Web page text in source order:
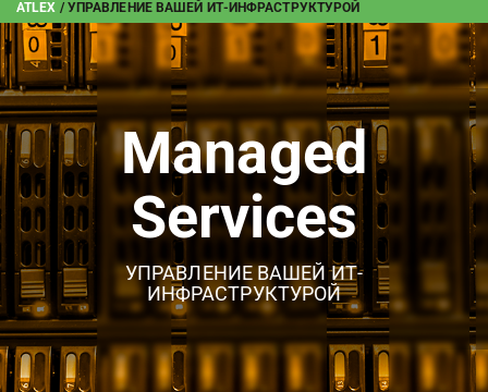
ATLEX / УПРАВЛЕНИЕ ВАШЕЙ ИТ-ИНФРАСТРУКТУРОЙ
Managed
Services
УПРАВЛЕНИЕ ВАШЕЙ ИТ-
ИНФРАСТРУКТУРОЙ